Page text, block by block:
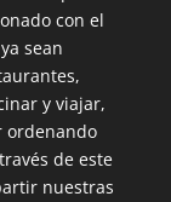
con el
sean
y viajar,
ordenando
de este
nuestras